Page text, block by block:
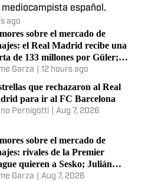
español.
ago
sobre el mercado de
el Real Madrid recibe una
de 133 millones por Güler;
y más
Garza 12 hours ago
que rechazaron al Real
para ir al FC Barcelona
Pernigotti Aug 7, 2026
sobre el mercado de
rivales de la Premier
quieren a Sesko; Julián
Raphinha y más
Garza Aug 7, 2026